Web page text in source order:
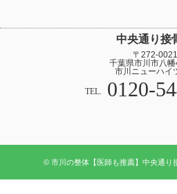
中央通り接
〒272-0021
千葉県市川市八
市川ニューハイ
TEL. 0120-
© 市川の整体【医師も推薦】中央通り